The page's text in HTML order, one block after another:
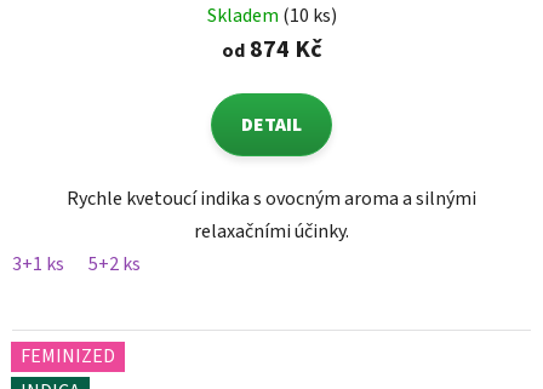
Skladem (10 ks)
od874 Kč
DETAIL
Rychle kvetoucí indika s ovocným aroma a silnými
relaxačními účinky.
3+1 ks
5+2 ks
FEMINIZED